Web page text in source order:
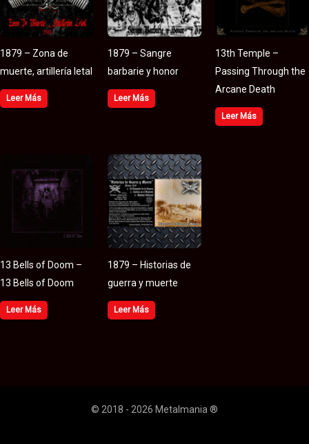
1879 – Zona de
muerte, artillería letal
Leer Más
1879 – Sangre
barbarie y honor
Leer Más
13th Temple –
Passing Through the
Arcane Death
Leer Más
13 Bells of Doom –
13 Bells of Doom
Leer Más
1879 – Historias de
guerra y muerte
Leer Más
© 2018 - 2026 Metalmania ®